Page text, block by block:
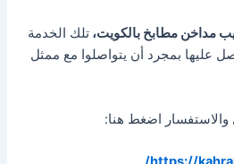
مداخن مطابخ بالكويت،تلك الخدمة
عليها بمجرد أن يتواصلوا مع ممثل
والاستفسار اضغط هنا: